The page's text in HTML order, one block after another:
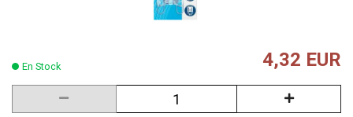
En Stock 4,32 EUR